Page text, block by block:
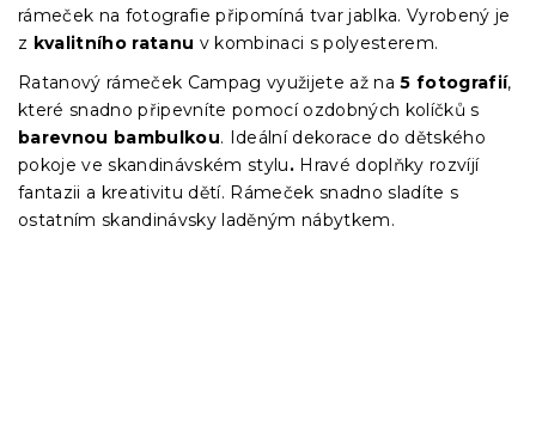
rámeček na fotografie připomíná tvar jablka. Vyrobený je
z kvalitního ratanu v kombinaci s polyesterem.
Ratanový rámeček Campag využijete až na5 fotografií,
které snadno připevníte pomocí ozdobných kolíčků s
barevnou bambulkou. Ideální dekorace do dětského
pokoje ve skandinávském stylu. Hravé doplňky rozvíjí
fantazii a kreativitu dětí. Rámeček snadno sladíte s
ostatním skandinávsky laděným nábytkem.